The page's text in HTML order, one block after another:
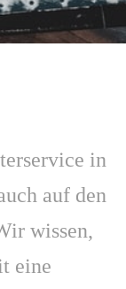
in
auf den
wissen,
eine